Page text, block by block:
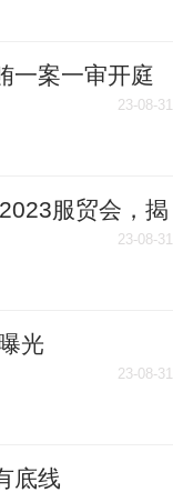
一案一审开庭
23-08-31
服贸会，揭
23-08-31
光
23-08-31
底线